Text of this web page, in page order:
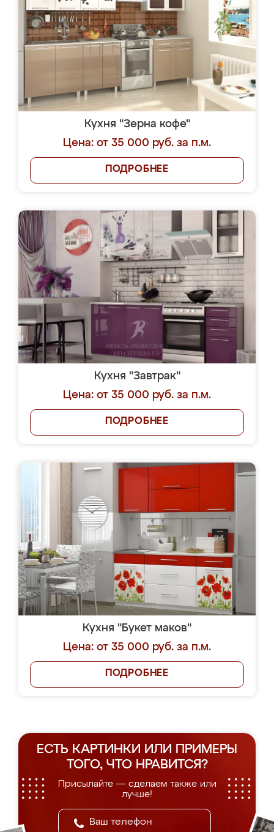
Кухня "Зерна кофе"
Цена: от 35 000 руб. за п.м.
ПОДРОБНЕЕ
Кухня "Завтрак"
Цена: от 35 000 руб. за п.м.
ПОДРОБНЕЕ
Кухня "Букет маков"
Цена: от 35 000 руб. за п.м.
ПОДРОБНЕЕ
ЕСТЬ КАРТИНКИ ИЛИ ПРИМЕРЫ
ТОГО, ЧТО НРАВИТСЯ?
Присылайте — сделаем также или
лучше!